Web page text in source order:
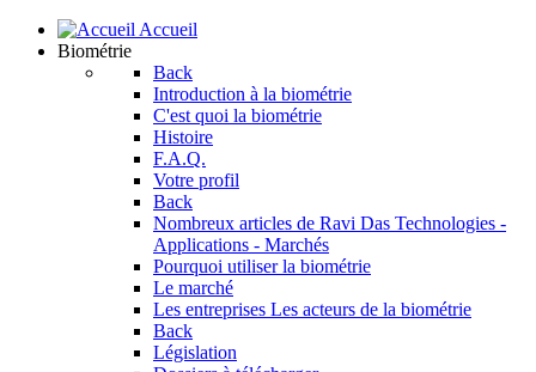
Accueil
Biométrie
Back
Introduction à la biométrie
C'est quoi la biométrie
Histoire
F.A.Q.
Votre profil
Back
Nombreux articles de Ravi Das Technologies -
Applications - Marchés
Pourquoi utiliser la biométrie
Le marché
Les entreprises Les acteurs de la biométrie
Back
Législation